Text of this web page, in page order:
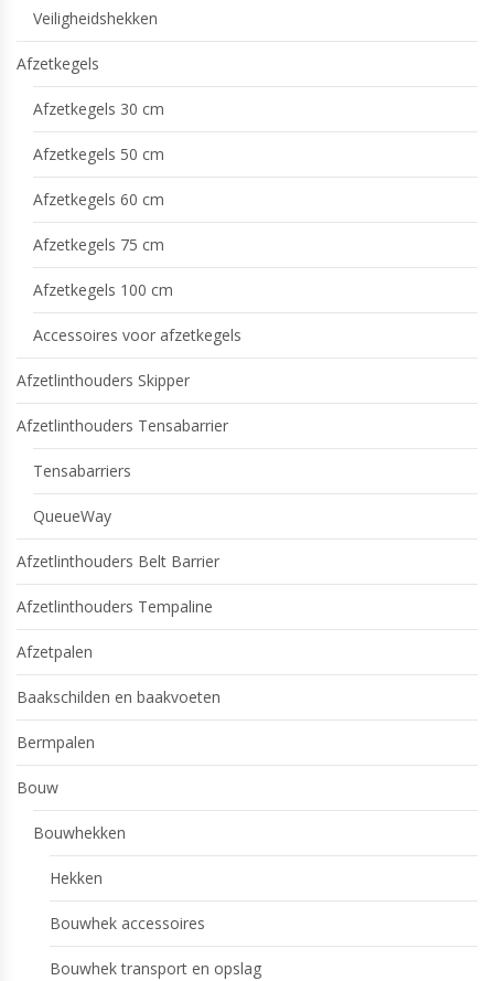
Veiligheidshekken
Afzetkegels
Afzetkegels 30 cm
Afzetkegels 50 cm
Afzetkegels 60 cm
Afzetkegels 75 cm
Afzetkegels 100 cm
Accessoires voor afzetkegels
Afzetlinthouders Skipper
Afzetlinthouders Tensabarrier
Tensabarriers
QueueWay
Afzetlinthouders Belt Barrier
Afzetlinthouders Tempaline
Afzetpalen
Baakschilden en baakvoeten
Bermpalen
Bouw
Bouwhekken
Hekken
Bouwhek accessoires
Bouwhek transport en opslag